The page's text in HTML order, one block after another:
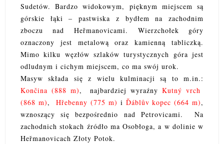
Sudetów. Bardzo widokowym, pięknym miejscem są
górskie łąki – pastwiska z bydłem na zachodnim
zboczu nad Heřmanovicami. Wierzchołek góry
oznaczony jest metalową oraz kamienną tabliczką.
Mimo kilku węzłów szlaków turystycznych góra jest
odludnym i cichym miejscem, co ma swój urok.
Masyw składa się z wielu kulminacji są to m.in.:
Končina (888 m), najbardziej wyraźnyKutný vrch
(868 m),Hřebenny (775 m) i Ďáblův kopec (664 m),
wznoszący się bezpośrednio nad Petrovicami. Na
zachodnich stokach źródło ma Osobłoga, a w dolinie w
Heřmanovicach Złoty Potok.